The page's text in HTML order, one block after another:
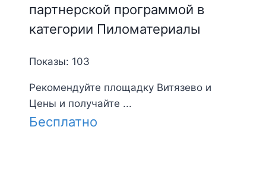
партнерской программой в
категории Пиломатериалы
Показы: 103
Рекомендуйте площадку Витязево и
Цены и получайте ...
Бесплатно